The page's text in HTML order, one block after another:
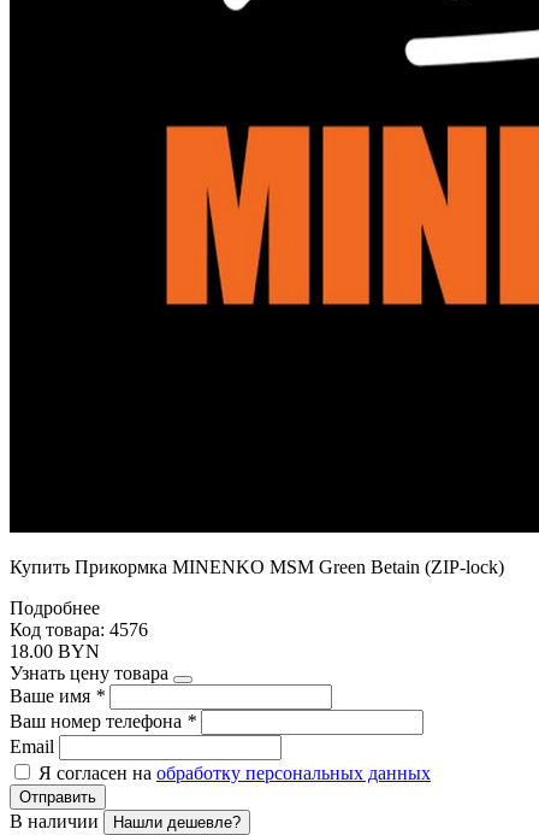
Купить Прикормка MINENKO MSM Green Betain (ZIP-lock)
Подробнее
Код товара: 4576
18.00 BYN
Узнать цену товара
Ваше имя *
Ваш номер телефона *
Email
Я согласен на обработку персональных данных
Отправить
В наличии Нашли дешевле?